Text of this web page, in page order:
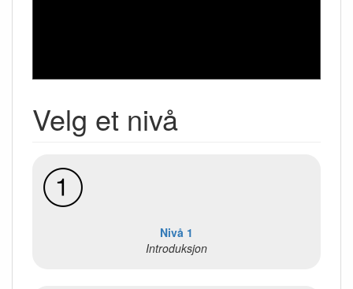
Velg et nivå
Nivå 1
Introduksjon